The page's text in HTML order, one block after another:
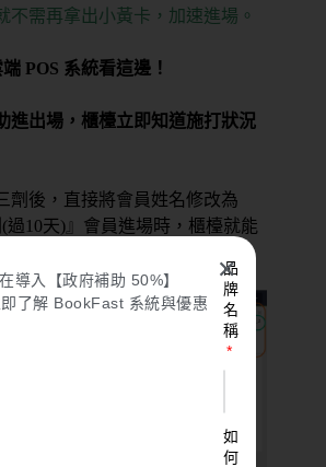
不需再拿出小黃卡，加速進場。
POS 系統看這邊！
進出場，櫃檯立即知道施打狀況
劑後，直接將會員姓名修改為
(過10天)』會員進場時，櫃檯就能
劑。
導入【政府補助 50%】
了解 BookFast 系統與優惠
品
牌
名
稱
如
何
✕